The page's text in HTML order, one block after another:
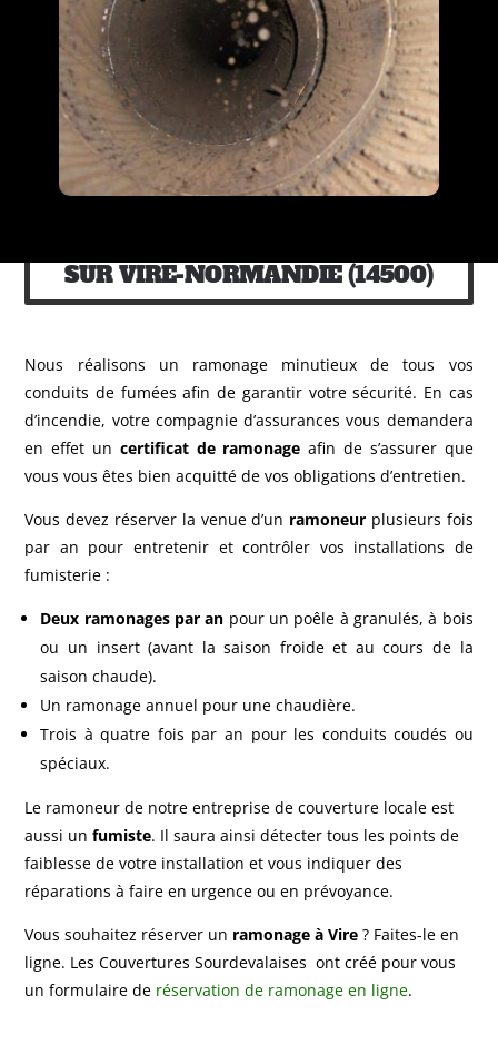
SUR VIRE-NORMANDIE (14500)
Nous réalisons un ramonage minutieux de tous vos
conduits de fumées afin de garantir votre sécurité. En cas
d’incendie, votre compagnie d’assurances vous demandera
en effet un certificat de ramonage afin de s’assurer que
vous vous êtes bien acquitté de vos obligations d’entretien.
Vous devez réserver la venue d’un ramoneur plusieurs fois
par an pour entretenir et contrôler vos installations de
fumisterie :
Deux ramonages par an pour un poêle à granulés, à bois
ou un insert (avant la saison froide et au cours de la
saison chaude).
Un ramonage annuel pour une chaudière.
Trois à quatre fois par an pour les conduits coudés ou
spéciaux.
Le ramoneur de notre entreprise de couverture locale est
aussi unfumiste. Il saura ainsi détecter tous les points de
faiblesse de votre installation et vous indiquer des
réparations à faire en urgence ou en prévoyance.
Vous souhaitez réserver un ramonage à Vire ? Faites-le en
ligne. Les Couvertures Sourdevalaises ont créé pour vous
un formulaire de réservation de ramonage en ligne.